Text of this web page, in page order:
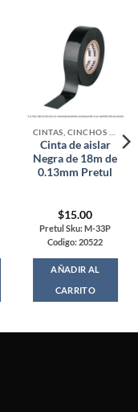
Cinta de aislar
Negra de 18m de
0.13mm Pretul
$15.00
Pretul Sku: M-33P
Codigo: 20522
AÑADIR AL
CARRITO